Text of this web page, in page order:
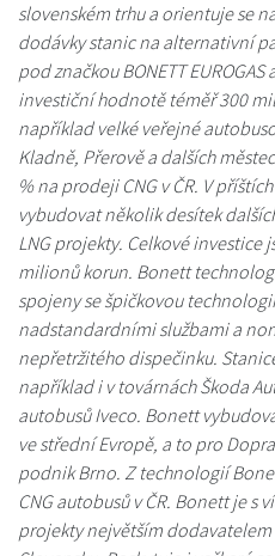
slovenském trhu a orientuje se
dodávky stanic na alternativní
pod značkou BONETT
investiční hodnotě téměř 300
například velké veřejné
Kladně, Přerově a dalších
% na prodeji CNG v ČR. V
vybudovat několik desítek
LNG projekty. Celkové investice
milionů korun. Bonett
spojeny se špičkovou
nadstandardními službami a
nepřetržitého dispečinku.
například i v továrnách Škoda
autobusů Iveco. Bonett
ve střední Evropě, a to pro
podnik Brno. Z technologií
CNG autobusů v ČR. Bonett je s
projekty největším dodavatelem